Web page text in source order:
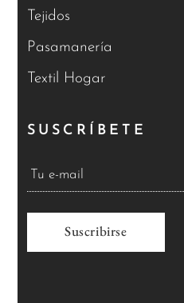
Tejidos
Pasamanería
Textil Hogar
SUSCRÍBETE